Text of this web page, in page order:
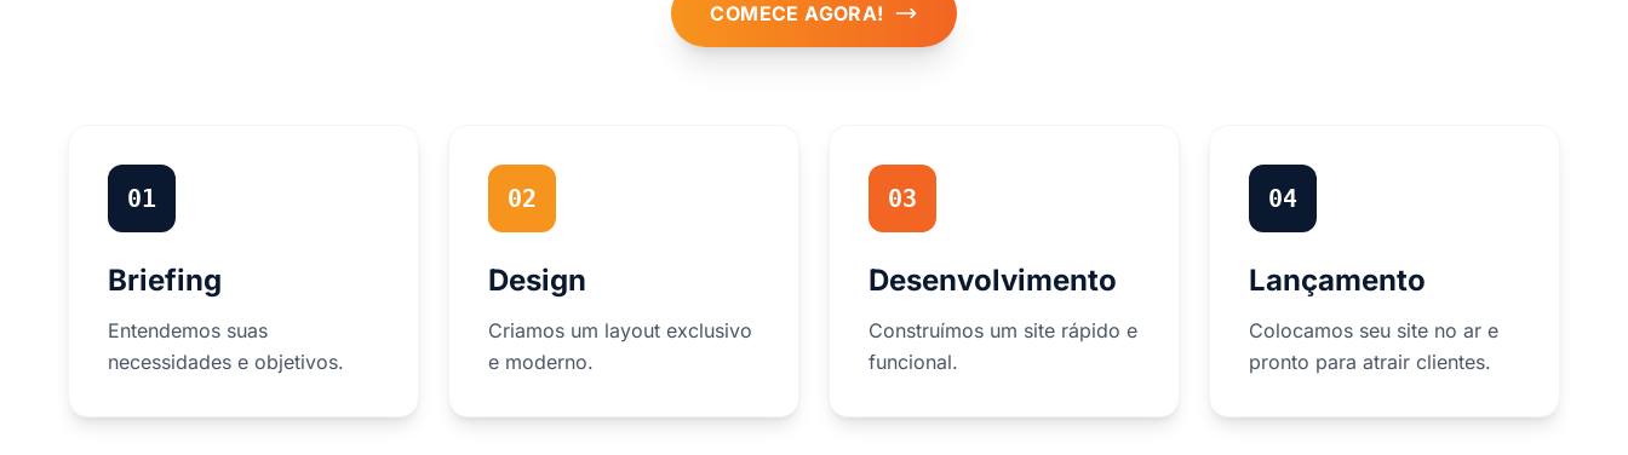
COMECE AGORA!
01
Briefing
Entendemos suas
necessidades e objetivos.
02
Design
Criamos um layout exclusivo
e moderno.
03
Desenvolvimento
Construímos um site rápido e
funcional.
04
Lançamento
Colocamos seu site no ar e
pronto para atrair clientes.